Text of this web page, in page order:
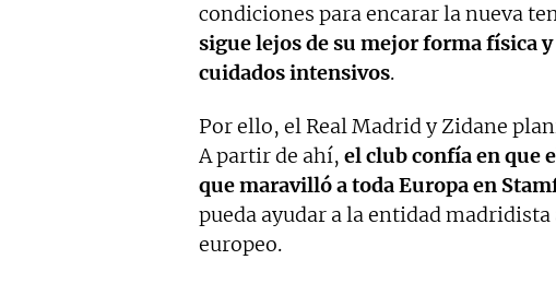
condiciones para encarar la nueva
sigue lejos de su mejor forma física
cuidados intensivos.
Por ello, el Real Madrid y Zidane
A partir de ahí, el club confía en que
que maravilló a toda Europa en
pueda ayudar a la entidad
europeo.